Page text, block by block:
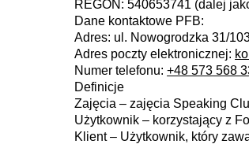
REGON: 540653741 (dalej
Dane kontaktowe PFB:
Adres: ul. Nowogrodzka 31/
Adres poczty elektronicznej:
Numer telefonu:+48 573 568
Definicje
Zajęcia – zajęcia Speaking
Użytkownik – korzystający z
Klient – Użytkownik, który